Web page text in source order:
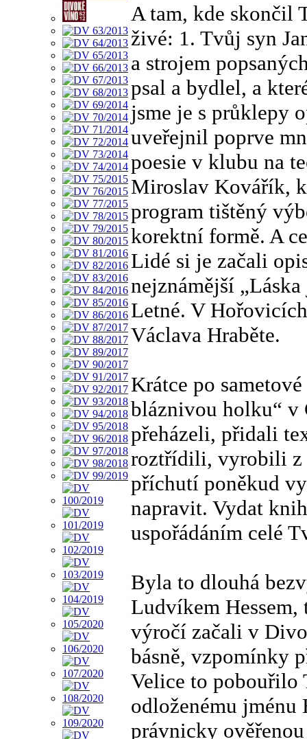
A tam, kde skončil
živé: 1. Tvůj syn
a strojem
psal a bydlel, a
jsme je s průklepy
uveřejnil poprve
poesie v klubu na
Miroslav Kovářík,
program tištěný
korektní formě. A
Lidé si je začali
nejznámější
Letné. V
Václava Hraběte.
Krátce po
bláznivou holku“ v
přeházeli, přidali
roztřídili, vyrobili z
příchutí poněkud
napravit. Vydat
uspořádáním celé
Byla to dlouhá
Ludvíkem
výročí začali v
básně, vzpomínky
Velice to pobouřilo
odloženému jménu
právnicky